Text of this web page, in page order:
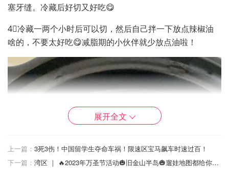
塞牙缝。冷藏后好切又好吃😋
4⃣️冷藏一两个小时后可以切，然后自己拌一下放点辣椒油
啥的，不要太好吃😋减脂期的小伙伴就少放点油啦！
展开全文
上一篇： 3死3伤！中国留学生夺命车祸！限速区宝马飙车时速过百！
下一篇：
湾区 ｜ 🔥2023年万圣节活动🎃旧金山半岛🎃遛娃地图都给你们整理好啦🔥